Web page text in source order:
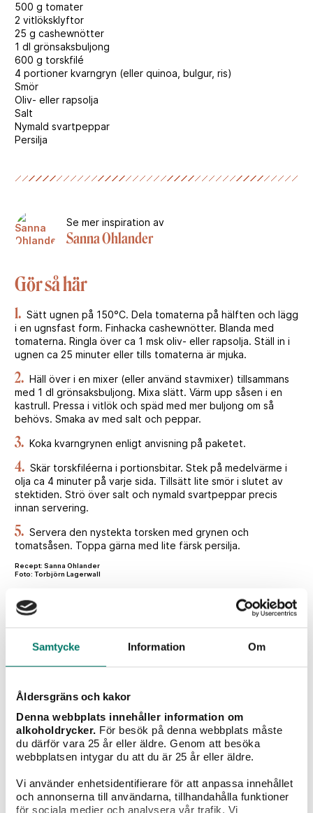
Samtycke Information Om
Åldersgräns och kakor
Denna webbplats innehåller information om
alkoholdrycker. För besök på denna webbplats måste
du därför vara 25 år eller äldre. Genom att besöka
webbplatsen intygar du att du är 25 år eller äldre.
Vi använder enhetsidentifierare för att anpassa innehållet
och annonserna till användarna, tillhandahålla funktioner
för sociala medier och analysera vår trafik. Vi
500 g tomater
2 vitlöksklyftor
25 g cashewnötter
1 dl grönsaksbuljong
600 g torskfilé
4 portioner kvarngryn (eller quinoa, bulgur, ris)
Smör
Oliv- eller rapsolja
Salt
Nymald svartpeppar
Persilja
Se mer inspiration av
Sanna Ohlander
Gör så här
1. Sätt ugnen på 150°C. Dela tomaterna på hälften och lägg
i en ugnsfast form. Finhacka cashewnötter. Blanda med
tomaterna. Ringla över ca 1 msk oliv- eller rapsolja. Ställ in i
ugnen ca 25 minuter eller tills tomaterna är mjuka.
2. Häll över i en mixer (eller använd stavmixer) tillsammans
med 1 dl grönsaksbuljong. Mixa slätt. Värm upp såsen i en
kastrull. Pressa i vitlök och späd med mer buljong om så
behövs. Smaka av med salt och peppar.
3. Koka kvarngrynen enligt anvisning på paketet.
4. Skär torskfiléerna i portionsbitar. Stek på medelvärme i
olja ca 4 minuter på varje sida. Tillsätt lite smör i slutet av
stektiden. Strö över salt och nymald svartpeppar precis
innan servering.
5. Servera den nystekta torsken med grynen och
tomatsåsen. Toppa gärna med lite färsk persilja.
Recept: Sanna Ohlander
Foto: Torbjörn Lagerwall
Betyg
2röster
Vad tycker du?
Portioner
4 st